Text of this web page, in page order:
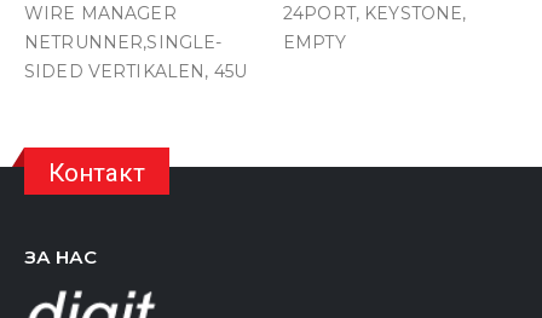
WIRE MANAGER
NETRUNNER,SINGLE-
SIDED VERTIKALEN, 45U
24PORT, KEYSTONE,
EMPTY
Контакт
ЗА НАС